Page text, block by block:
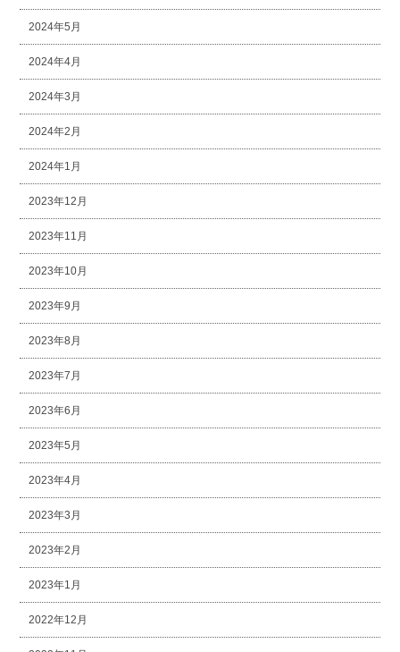
2024年5月
2024年4月
2024年3月
2024年2月
2024年1月
2023年12月
2023年11月
2023年10月
2023年9月
2023年8月
2023年7月
2023年6月
2023年5月
2023年4月
2023年3月
2023年2月
2023年1月
2022年12月